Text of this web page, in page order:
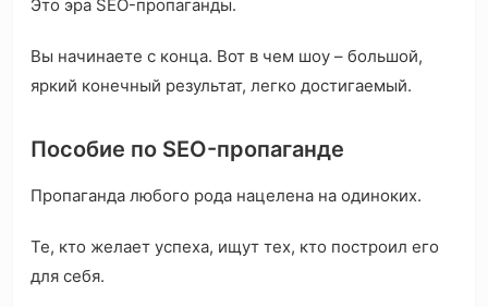
Это эра SEO-пропаганды.
Вы начинаете с конца. Вот в чем шоу – большой,
яркий конечный результат, легко достигаемый.
Пособие по SEO-пропаганде
Пропаганда любого рода нацелена на одиноких.
Те, кто желает успеха, ищут тех, кто построил его
для себя.